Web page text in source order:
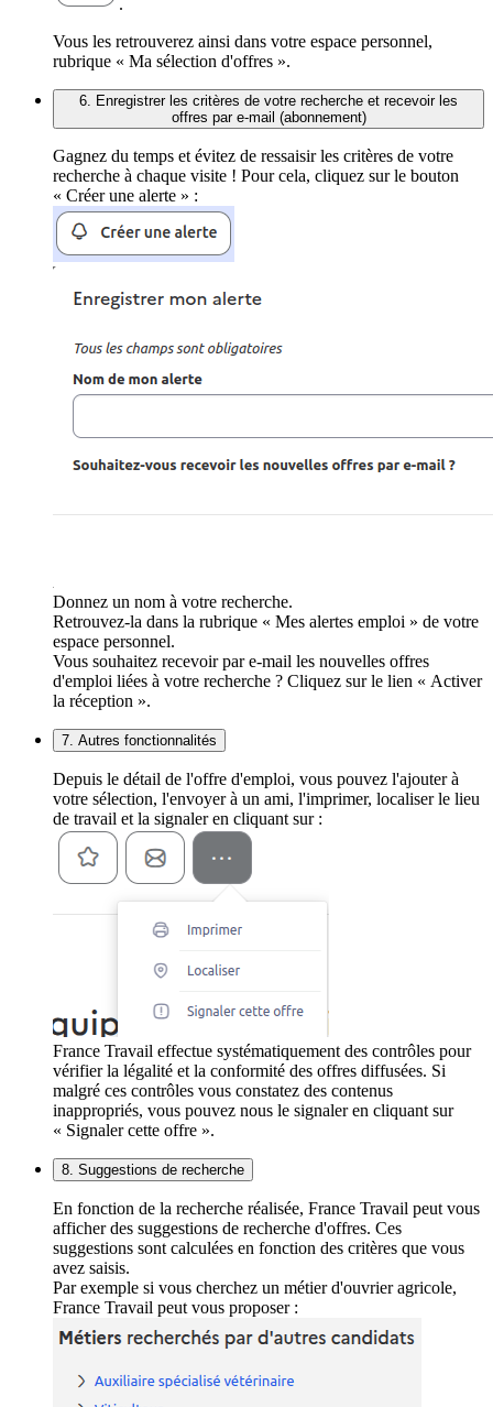
.
Vous les retrouverez ainsi dans votre espace personnel,
rubrique « Ma sélection d'offres ».
6. Enregistrer les critères de votre recherche et recevoir les
offres par e-mail (abonnement)
Gagnez du temps et évitez de ressaisir les critères de votre
recherche à chaque visite ! Pour cela, cliquez sur le bouton
« Créer une alerte » :
Donnez un nom à votre recherche.
Retrouvez-la dans la rubrique « Mes alertes emploi » de votre
espace personnel.
Vous souhaitez recevoir par e-mail les nouvelles offres
d'emploi liées à votre recherche ? Cliquez sur le lien « Activer
la réception ».
7. Autres fonctionnalités
Depuis le détail de l'offre d'emploi, vous pouvez l'ajouter à
votre sélection, l'envoyer à un ami, l'imprimer, localiser le lieu
de travail et la signaler en cliquant sur :
France Travail effectue systématiquement des contrôles pour
vérifier la légalité et la conformité des offres diffusées. Si
malgré ces contrôles vous constatez des contenus
inappropriés, vous pouvez nous le signaler en cliquant sur
« Signaler cette offre ».
8. Suggestions de recherche
En fonction de la recherche réalisée, France Travail peut vous
afficher des suggestions de recherche d'offres. Ces
suggestions sont calculées en fonction des critères que vous
avez saisis.
Par exemple si vous cherchez un métier d'ouvrier agricole,
France Travail peut vous proposer :